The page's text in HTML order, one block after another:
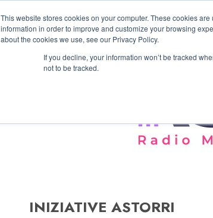
This website stores cookies on your computer. These cookies
information in order to improve and customize your browsing
about the cookies we use, see our Privacy Policy.
If you decline, your information won’t be tracked
not to be tracked.
INIZIATIVE ASTORRI